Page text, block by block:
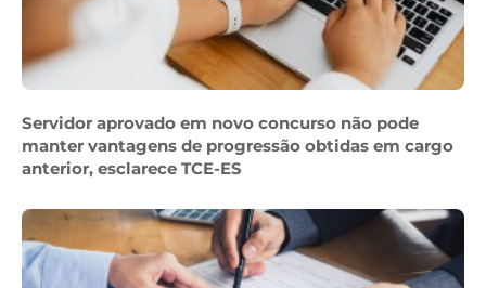
Servidor aprovado em novo concurso não pode
manter vantagens de progressão obtidas em cargo
anterior, esclarece TCE-ES